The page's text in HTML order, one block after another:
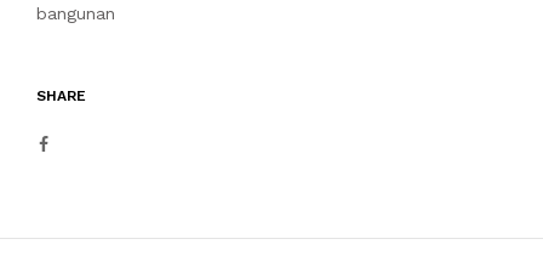
bangunan
SHARE